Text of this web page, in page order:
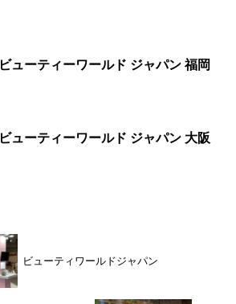
ビューティーワールド ジャパン 福岡
ビューティーワールド ジャパン 大阪
ビューティワールドジャパン